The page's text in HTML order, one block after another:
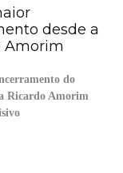
desde a
Amorim
do
Ricardo Amorim